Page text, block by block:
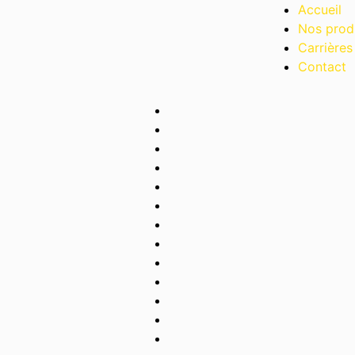
Accueil
Nos
Carrières
Contact